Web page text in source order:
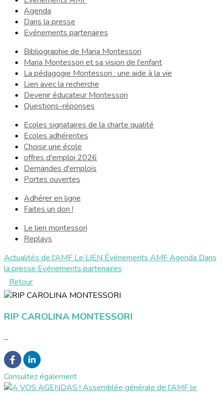
Agenda
Dans la presse
Evénements partenaires
Bibliographie de Maria Montessori
Maria Montessori et sa vision de l'enfant
La pédagogie Montessori : une aide à la vie
Lien avec la recherche
Devenir éducateur Montessori
Questions-réponses
Ecoles signataires de la charte qualité
Ecoles adhérentes
Choisir une école
offres d'emploi 2026
Demandes d'emplois
Portes ouvertes
Adhérer en ligne
Faites un don !
Le lien montessori
Replays
Actualités de l'AMF Le LIEN Événements AMFAgenda Dans
la presse Evénements partenaires
Retour
RIP CAROLINA MONTESSORI
...
Consultez également